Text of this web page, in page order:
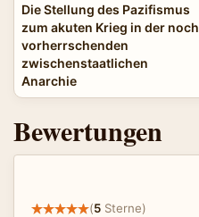
Die Stellung des Pazifismus
zum akuten Krieg in der noch
vorherrschenden
zwischenstaatlichen
Anarchie
Bewertungen
(5 Sterne)